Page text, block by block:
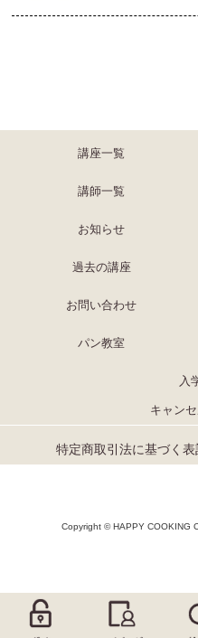
講座一覧
講師一覧
お知らせ
過去の講座
お問い合わせ
パン教室
入
キャン
特定商取引法に基づく表
Copyright © HAPPY COOKING